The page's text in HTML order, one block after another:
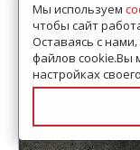
Мы используем
чтобы сайт
Оставаясь с
файлов cookie.Вы
настройках